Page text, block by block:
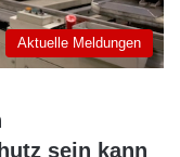
Aktuelle Meldungen
sein kann